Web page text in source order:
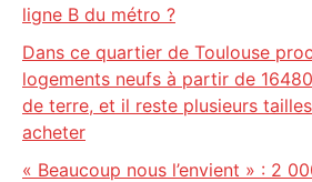
ligne B du métro ?
Dans ce quartier de Toulouse
logements neufs à partir de
de terre, et il reste plusieurs
acheter
« Beaucoup nous l’envient » : 2